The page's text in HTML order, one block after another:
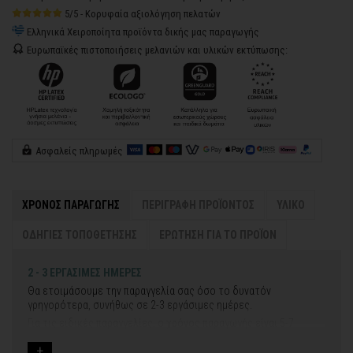
5/5 - Κορυφαία αξιολόγηση πελατών
Ελληνικά Χειροποίητα προϊόντα δικής μας παραγωγής
Ευρωπαϊκές πιστοποιήσεις μελανιών και υλικών εκτύπωσης:
Ασφαλείς πληρωμές
ΧΡΟΝΟΣ ΠΑΡΑΓΩΓΗΣ
2 - 3 ΕΡΓΑΣΙΜΕΣ ΗΜΕΡΕΣ
Θα ετοιμάσουμε την παραγγελία σας όσο το δυνατόν
γρηγορότερα, συνήθως σε 2-3 εργάσιμες ημέρες.